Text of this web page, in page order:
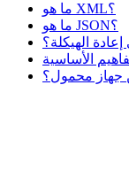
ما هو XML؟
ما هو JSON؟
الهيكلة؟
جهاز محمول؟